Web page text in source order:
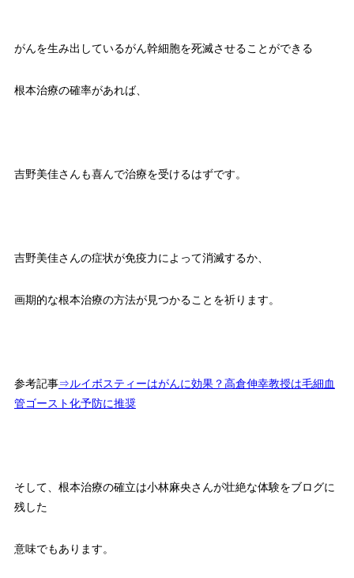
がんを生み出しているがん幹細胞を死滅させることができる
根本治療の確率があれば、
吉野美佳さんも喜んで治療を受けるはずです。
吉野美佳さんの症状が免疫力によって消滅するか、
画期的な根本治療の方法が見つかることを祈ります。
参考記事⇒ルイボスティーはがんに効果？高倉伸幸教授は毛細血
管ゴースト化予防に推奨
そして、根本治療の確立は小林麻央さんが壮絶な体験をブログに
残した
意味でもあります。